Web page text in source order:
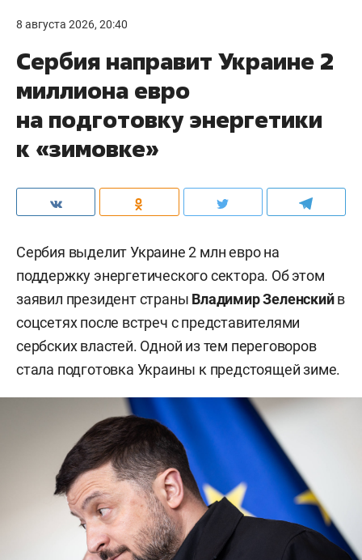
8 августа 2026, 20:40
Сербия направит Украине 2
миллиона евро
на подготовку энергетики
к «зимовке»
Сербия выделит Украине 2 млн евро на
поддержку энергетического сектора. Об этом
заявил президент страны Владимир Зеленскийв
соцсетях после встреч с представителями
сербских властей. Одной из тем переговоров
стала подготовка Украины к предстоящей зиме.